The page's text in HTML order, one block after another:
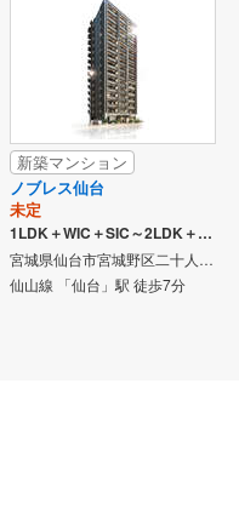
新築マンション
ノブレス仙台
未定
1LDK＋WIC＋SIC～2LDK＋WIC＋SIC
宮城県仙台市宮城野区二十人町303番7（地番）
仙山線 「仙台」駅 徒歩7分